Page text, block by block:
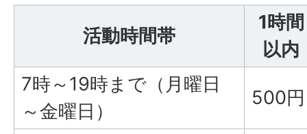
活動時間帯
1時間
以内
7時～19時まで（月曜日
～金曜日）
500円